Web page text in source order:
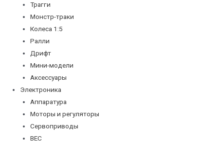
Трагги
Монстр-траки
Колеса 1:5
Ралли
Дрифт
Мини-модели
Аксессуары
Электроника
Аппаратура
Моторы и регуляторы
Сервоприводы
BEC